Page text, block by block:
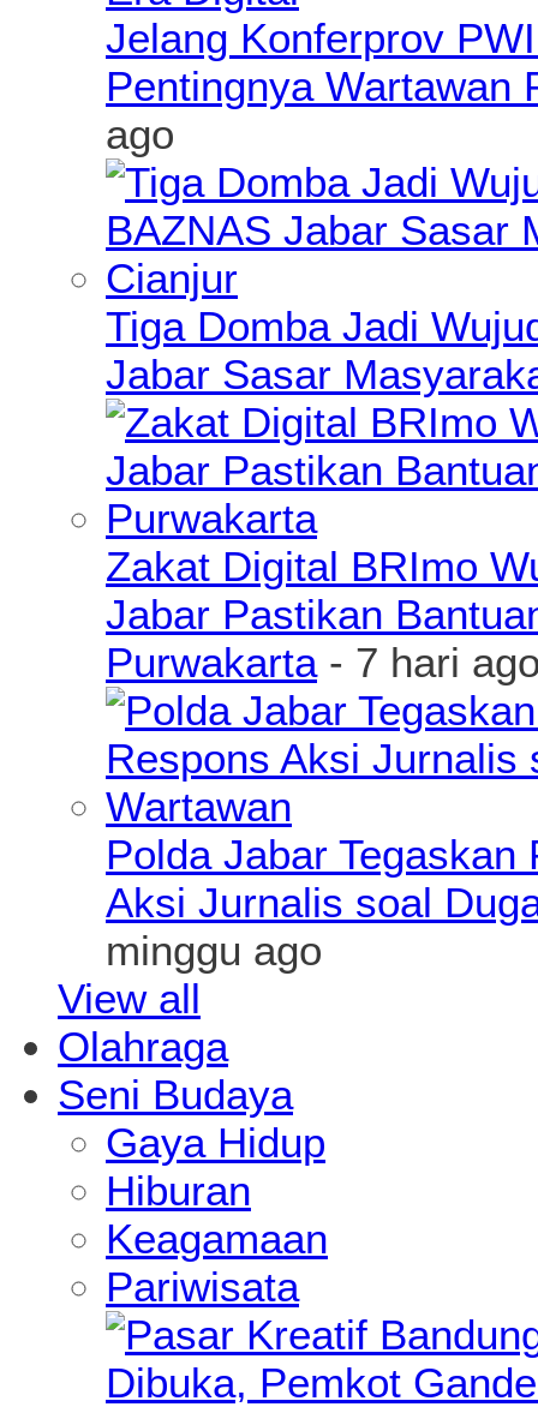
Jelang Konferprov
Pentingnya Wartawan
ago
Tiga Domba Jadi
Jabar Sasar
Zakat Digital BRImo
Jabar Pastikan
Purwakarta- 7 hari
Polda Jabar
Aksi Jurnalis soal
minggu ago
View all
Olahraga
Seni Budaya
Gaya Hidup
Hiburan
Keagamaan
Pariwisata